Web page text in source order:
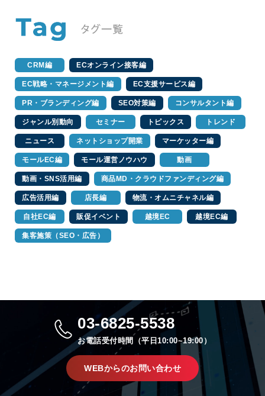
CRM編 ECオンライン接客編
EC戦略・マネージメント編 EC支援サービス編
PR・ブランディング編 SEO対策編 コンサルタント編
ジャンル別動向 セミナー トピックス トレンド
ニュース ネットショップ開業 マーケッター編
モールEC編 モール運営ノウハウ 動画
動画・SNS活用編 商品MD・クラウドファンディング編
広告活用編 店長編 物流・オムニチャネル編
自社EC編 販促イベント 越境EC 越境EC編
集客施策（SEO・広告）
03-6825-5538
お電話受付時間（平日10:00~19:00）
WEBからのお問い合わせ